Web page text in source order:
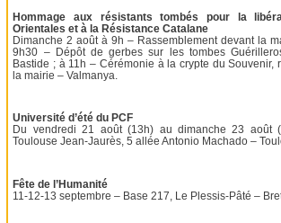
Hommage aux résistants tombés pour la
Orientales et à la Résistance Catalane
Dimanche 2 août à 9h – Rassemblement devant la
9h30 – Dépôt de gerbes sur les tombes
Bastide ; à 11h – Cérémonie à la crypte du Souvenir,
la mairie – Valmanya.
Université d’été du PCF
Du vendredi 21 août (13h) au dimanche 23 août
Toulouse Jean-Jaurès, 5 allée Antonio Machado –
Fête de l’Humanité
11-12-13 septembre – Base 217, Le Plessis-Pâté –